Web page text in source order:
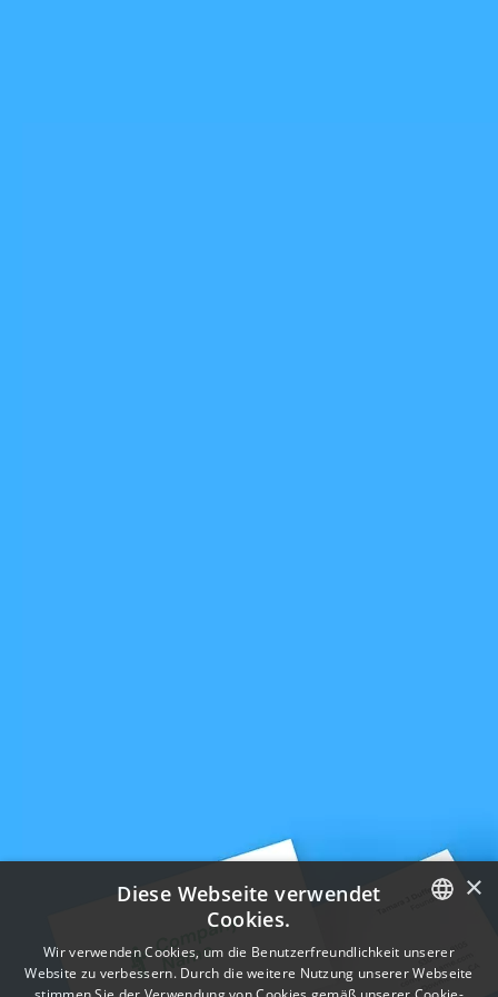
ENGLISH
FRENCH
×
Diese Webseite verwendet
Cookies.
Wir verwenden Cookies, um die Benutzerfreundlichkeit unserer
Website zu verbessern. Durch die weitere Nutzung unserer Webseite